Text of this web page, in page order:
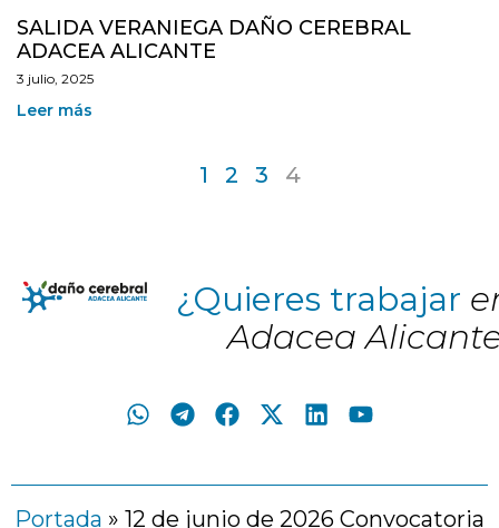
SALIDA VERANIEGA DAÑO CEREBRAL
ADACEA ALICANTE
3 julio, 2025
Leer más
1 2 3 4
¿Quieres trabajar
Adacea
Portada » 12 de junio de 2026 Convocatoria